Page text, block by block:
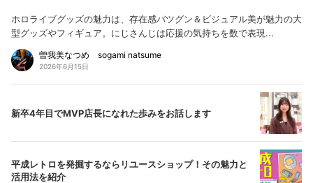
ホロライブグッズの魅力は、存在感バツグン＆ビジュアル美が魅力の大
型グッズやフィギュア。にじさんじは応援の気持ちを数で表現...
曽我美なつめ sogami natsume
2026年6月15日
新卒4年目でMVP店長になれた歩みをお話します
平成レトロを発掘するならリユースショップ！その魅力と
活用法を紹介